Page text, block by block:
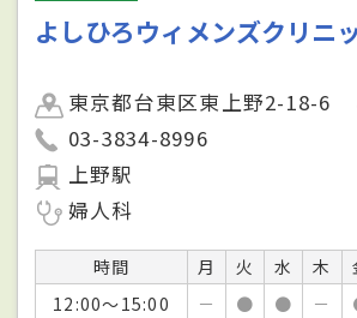
よしひろウィメンズクリニ
東京都台東区東上野2-18-6
03-3834-8996
上野駅
婦人科
時間 月 火 水 木
12:00～15:00
－ ● ● －